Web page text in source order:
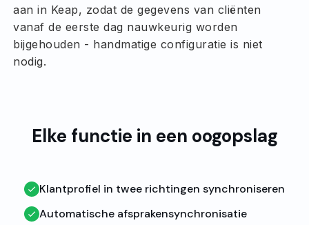
aan in Keap, zodat de gegevens van cliënten
vanaf de eerste dag nauwkeurig worden
bijgehouden - handmatige configuratie is niet
nodig.
Elke functie in een oogopslag
Klantprofiel in twee richtingen synchroniseren
Automatische afsprakensynchronisatie